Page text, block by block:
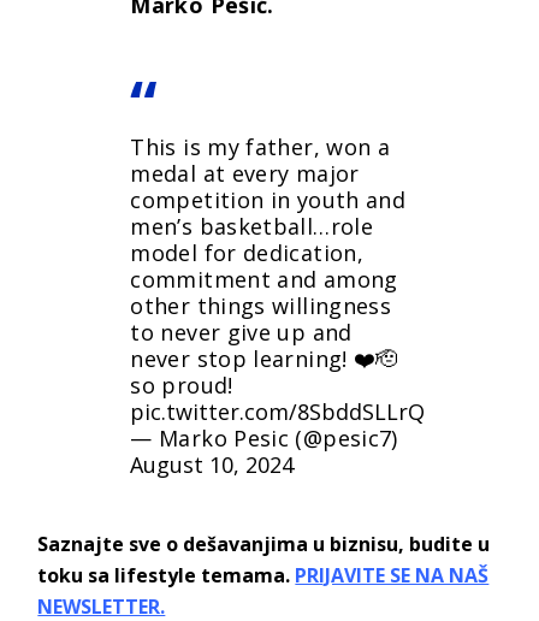
This is my father, won a
medal at every major
competition in youth and
men’s basketball…role
model for dedication,
commitment and among
other things willingness
to never give up and
never stop learning! ❤️🫡
so proud!
pic.twitter.com/8SbddSLLrQ
— Marko Pesic (@pesic7)
August 10, 2024
Saznajte sve o dešavanjima u biznisu, budite u
toku sa lifestyle temama. PRIJAVITE SE NA NAŠ
NEWSLETTER.